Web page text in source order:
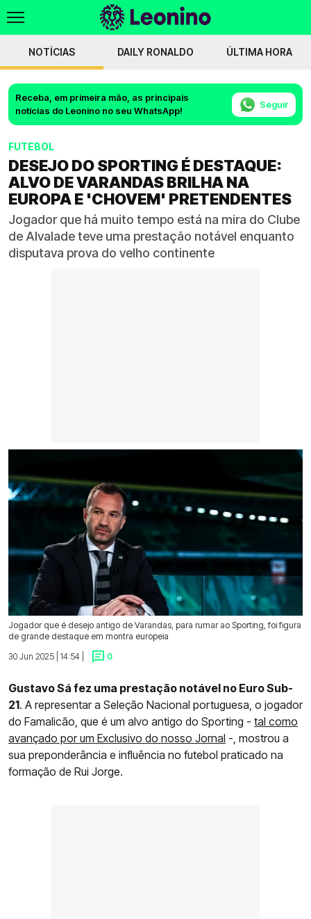
NOTÍCIAS DAILY RONALDO ÚLTIMA HORA
Receba, em primeira mão, as principais
notícias do Leonino no seu WhatsApp!
Seguir
FUTEBOL
DESEJO DO SPORTING É DESTAQUE:
ALVO DE VARANDAS BRILHA NA
EUROPA E 'CHOVEM' PRETENDENTES
Jogador que há muito tempo está na mira do Clube
de Alvalade teve uma prestação notável enquanto
disputava prova do velho continente
Jogador que é desejo antigo de Varandas, para rumar ao Sporting, foi figura
de grande destaque em montra europeia
30 Jun 2025 | 14:54 |
0
Gustavo Sá fez uma prestação notável no Euro Sub-
21. A representar a Seleção Nacional portuguesa, o jogador
do Famalicão, que é um alvo antigo do Sporting - tal como
avançado por um Exclusivo do nosso Jornal -, mostrou a
sua preponderância e influência no futebol praticado na
formação de Rui Jorge.